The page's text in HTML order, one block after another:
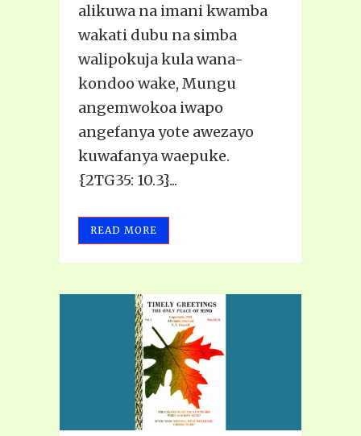
alikuwa na imani kwamba
wakati dubu na simba
walipokuja kula wana-
kondoo wake, Mungu
angemwokoa iwapo
angefanya yote awezayo
kuwafanya waepuke.
{2TG35: 10.3}...
READ MORE